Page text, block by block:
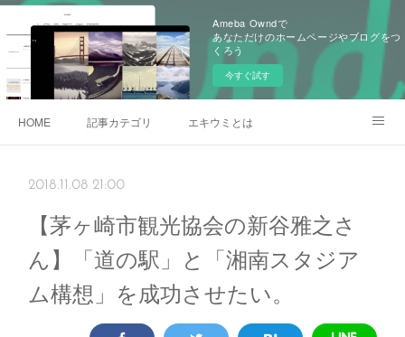
Ameba Owndで
あなただけのホームページやブログをつ
くろう
今すぐ試す
HOME 記事カテゴリ エキウミとは
2018.11.08 21:00
【茅ヶ崎市観光協会の新谷雅之さ
ん】「道の駅」と「湘南スタジア
ム構想」を成功させたい。